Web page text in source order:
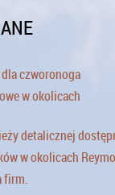
czworonoga
w okolicach
detalicznej
w okolicach
firm.